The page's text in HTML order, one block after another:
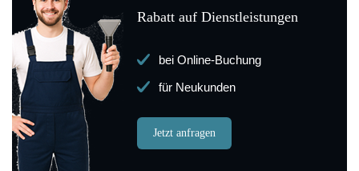
Rabatt auf Dienstleistungen
bei Online-Buchung
für Neukunden
Jetzt anfragen